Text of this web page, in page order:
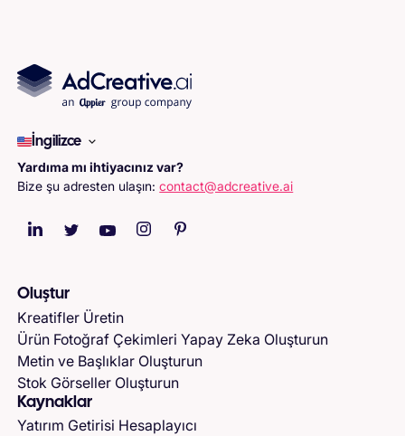
İngilizce
Yardıma mı ihtiyacınız var?
Bize şu adresten ulaşın:contact@adcreative.ai
Oluştur
Kreatifler Üretin
Ürün Fotoğraf Çekimleri Yapay Zeka Oluşturun
Metin ve Başlıklar Oluşturun
Stok Görseller Oluşturun
Kaynaklar
Yatırım Getirisi Hesaplayıcı